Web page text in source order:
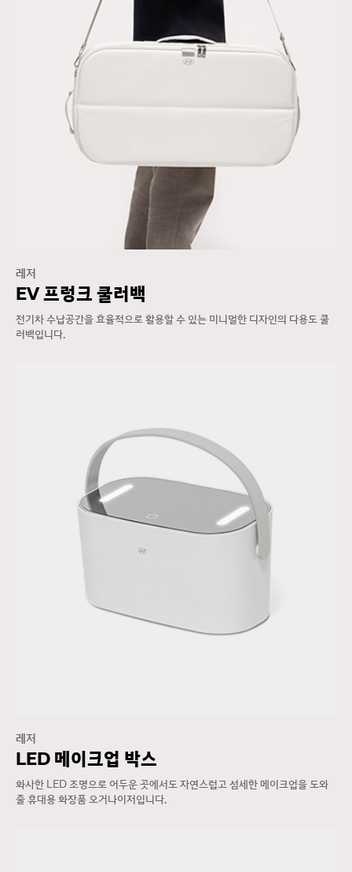
레저
EV 프렁크 쿨러백
전기차 수납공간을 효율적으로 활용할 수 있는 미니멀한 디자인의 다용도 쿨
러백입니다.
레저
LED 메이크업 박스
화사한 LED 조명으로 어두운 곳에서도 자연스럽고 섬세한 메이크업을 도와
줄 휴대용 화장품 오거나이저입니다.